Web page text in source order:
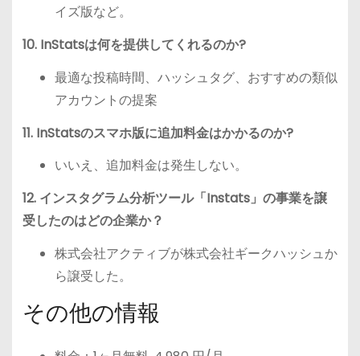
イズ版など。
10. InStatsは何を提供してくれるのか?
最適な投稿時間、ハッシュタグ、おすすめの類似
アカウントの提案
11. InStatsのスマホ版に追加料金はかかるのか?
いいえ、追加料金は発生しない。
12. インスタグラム分析ツール「Instats」の事業を譲
受したのはどの企業か？
株式会社アクティブが株式会社ギークハッシュか
ら譲受した。
その他の情報